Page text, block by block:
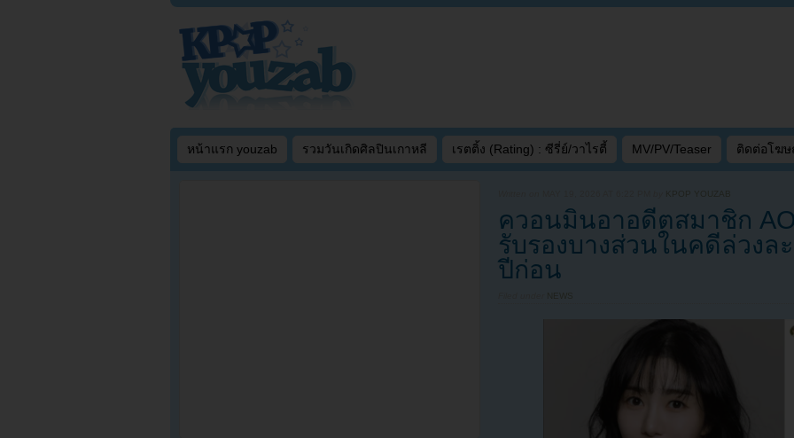
หน้าแรก youzab รวมวันเกิดศิลปินเกาหลี เรตติ้ง (Rating) : ซีรี่ย์/วาไรตี้ MV/PV/Teaser ติดต่อโฆ
KPOP YOUZAB
ควอนมินอาอดีตสมาชิก
รับรองบางส่วนในคดีล่วงล
ปีก่อน
NEWS